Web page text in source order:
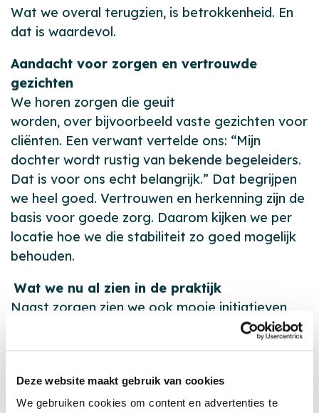
Deze website maakt gebruik van cookies
We gebruiken cookies om content en advertenties te
Wat we overal terugzien, is betrokkenheid. En
dat is waardevol.
Aandacht voor zorgen en vertrouwde
gezichten
We horen zorgen die geuit
worden, over bijvoorbeeld vaste gezichten voor
cliënten. Een verwant vertelde ons: “Mijn
dochter wordt rustig van bekende begeleiders.
Dat is voor ons echt belangrijk.” Dat begrijpen
we heel goed. Vertrouwen en herkenning zijn de
basis voor goede zorg. Daarom kijken we per
locatie hoe we die stabiliteit zo goed mogelijk
behouden.
Wat we nu al zien in de praktijk
Naast zorgen zien we ook mooie initiatieven
ontstaan. Op een aantal locaties geven
medewerkers aan tijdelijk extra uren te willen
zzp’ers beter kan worden opgevangen en de
continuïteit gewaarborgd blijft. Op andere